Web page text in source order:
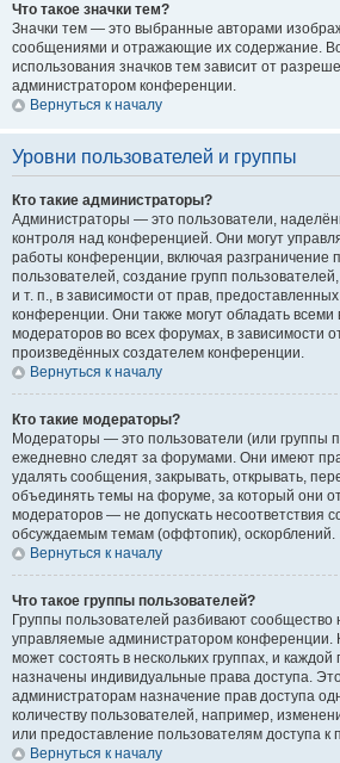
Что такое значки тем?
Значки тем — это выбранные авторами
сообщениями и отражающие их содержание.
использования значков тем зависит от
администратором конференции.
Вернуться к началу
Уровни пользователей и группы
Кто такие администраторы?
Администраторы — это пользователи,
контроля над конференцией. Они могут
работы конференции, включая разграничение
пользователей, создание групп
и т. п., в зависимости от прав,
конференции. Они также могут обладать всеми
модераторов во всех форумах, в зависимости
произведённых создателем конференции.
Вернуться к началу
Кто такие модераторы?
Модераторы — это пользователи (или группы
ежедневно следят за форумами. Они имеют
удалять сообщения, закрывать, открывать,
объединять темы на форуме, за который они
модераторов — не допускать несоответствия
обсуждаемым темам (оффтопик), оскорблений.
Вернуться к началу
Что такое группы пользователей?
Группы пользователей разбивают сообщество
управляемые администратором конференции.
может состоять в нескольких группах, и каждой
назначены индивидуальные права доступа.
администраторам назначение прав доступа
количеству пользователей, например,
или предоставление пользователям доступа
Вернуться к началу